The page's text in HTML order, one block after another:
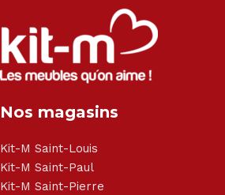
Salon angle - Salon convertible -
Canapé lit - Cuisine sur-mesure -
et chaise - Meuble de salle de bain -
Électroménager - Télévision led -
- Matelas - Hifi Hitachi, LG, Sharp,
Haier, Sony, Cecotec, Westpoint, Dyson.
Nos magasins
Kit-M Saint-Louis
Kit-M Saint-Paul
Kit-M Saint-Pierre